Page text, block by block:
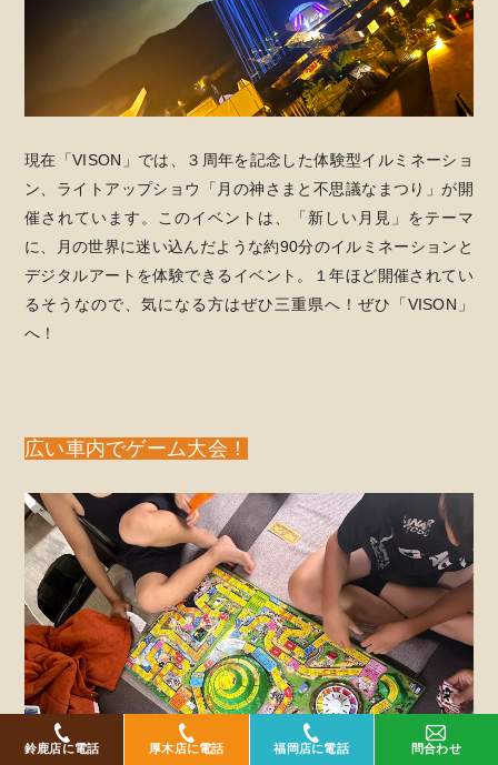
現在「VISON」では、３周年を記念した体験型イルミネーショ
ン、ライトアップショウ「月の神さまと不思議なまつり」が開
催されています。このイベントは、「新しい月見」をテーマ
に、月の世界に迷い込んだような約90分のイルミネーションと
デジタルアートを体験できるイベント。１年ほど開催されてい
るそうなので、気になる方はぜひ三重県へ！ぜひ「VISON」
へ！
広い車内でゲーム大会！
鈴鹿店に電話 厚木店に電話 福岡店に電話 問合わせ